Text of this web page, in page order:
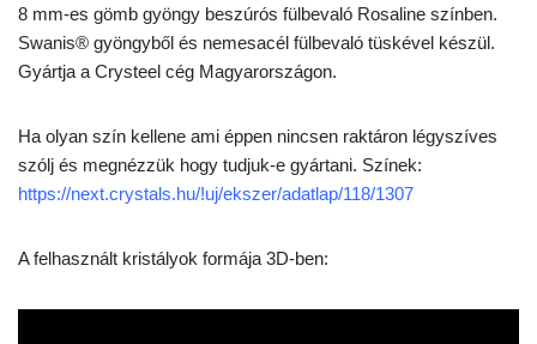
8 mm-es gömb gyöngy beszúrós fülbevaló Rosaline színben.
Swanis® gyöngyből és nemesacél fülbevaló tüskével készül.
Gyártja a Crysteel cég Magyarországon.
Ha olyan szín kellene ami éppen nincsen raktáron légyszíves
szólj és megnézzük hogy tudjuk-e gyártani. Színek:
https://next.crystals.hu/!uj/ekszer/adatlap/118/1307
A felhasznált kristályok formája 3D-ben: